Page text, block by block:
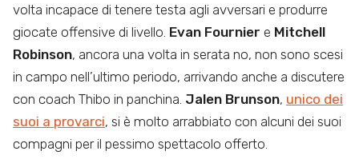
volta incapace di tenere testa agli avversari e produrre
giocate offensive di livello. Evan Fournier e Mitchell
Robinson, ancora una volta in serata no, non sono scesi
in campo nell’ultimo periodo, arrivando anche a discutere
con coach Thibo in panchina. Jalen Brunson, unico dei
suoi a provarci, si è molto arrabbiato con alcuni dei suoi
compagni per il pessimo spettacolo offerto.